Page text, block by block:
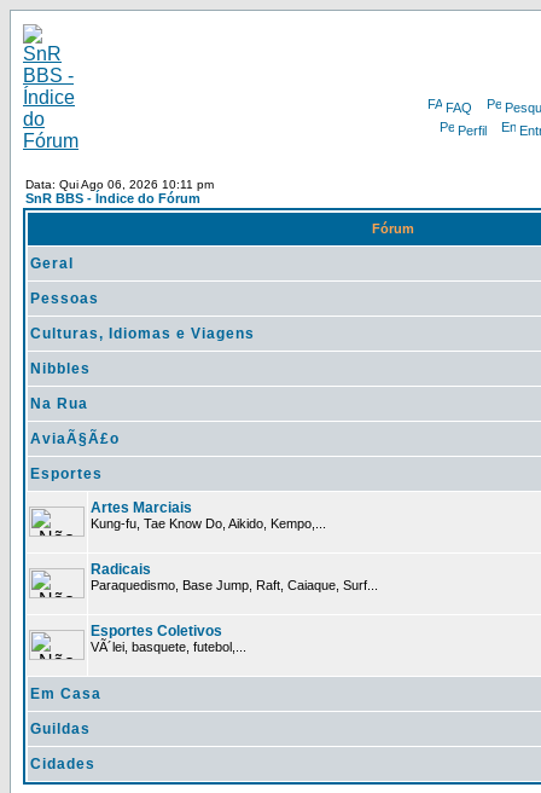
FAQ
Perfil
Data: Qui Ago 06, 2026 10:11 pm
SnR BBS - Índice do Fórum
Fórum
Geral
Pessoas
Culturas, Idiomas e Viagens
Nibbles
Na Rua
AviaÃ§Ã£o
Esportes
Artes Marciais
Kung-fu, Tae Know Do, Aikido, Kempo,...
Radicais
Paraquedismo, Base Jump, Raft, Caiaque, Surf...
Esportes Coletivos
VÃ´lei, basquete, futebol,...
Em Casa
Guildas
Cidades